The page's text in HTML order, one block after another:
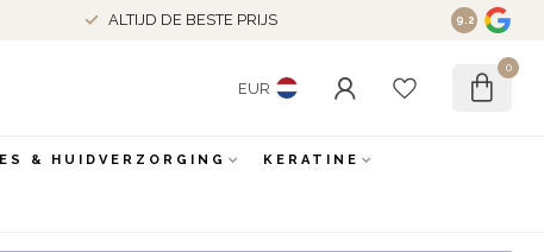
ALTIJD DE BESTE PRIJS 9.2
EUR
0
& HUIDVERZORGING KERATINE